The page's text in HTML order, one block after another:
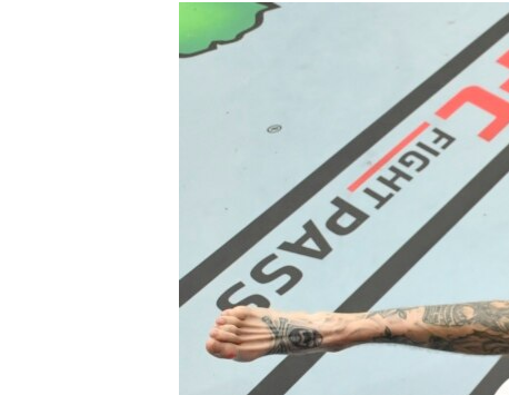
ПОДПИШИТЕСЬ НА РАССЫЛКУ